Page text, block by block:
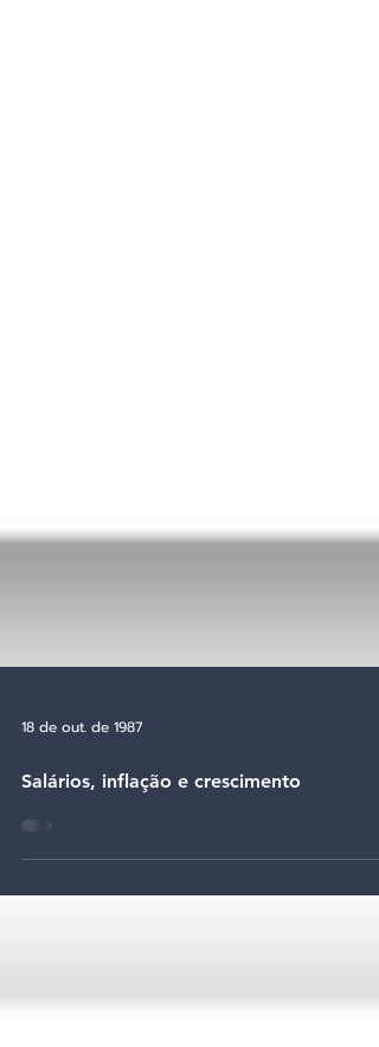
18 de out. de 1987
Salários, inflação e crescimento